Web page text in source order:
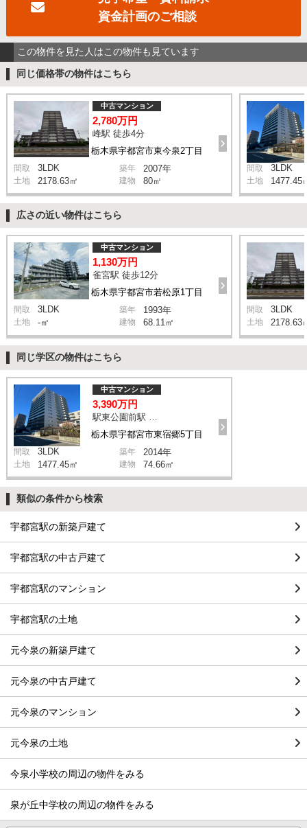
資金計画のご相談
この物件を見た人はこの物件も見ています
同じ価格帯の物件はこちら
栃木県宇都宮市東今泉2丁目
中古マンション
2,780万円
峰駅 徒歩4分
間取 3LDK 築年 2007年
土地 2178.63㎡ 建物 80㎡
間取 3LDK
土地 1477.45
広さの近い物件はこちら
栃木県宇都宮市若松原1丁目
中古マンション
1,130万円
雀宮駅 徒歩12分
間取 3LDK 築年 1993年
土地 -㎡ 建物 68.11㎡
間取 3LDK
土地 2178.63
同じ学区の物件はこちら
栃木県宇都宮市東宿郷5丁目
中古マンション
3,390万円
間取 3LDK 築年 2014年
土地 1477.45㎡ 建物 74.66㎡
類似の条件から検索
宇都宮駅の新築戸建て
宇都宮駅の中古戸建て
宇都宮駅のマンション
宇都宮駅の土地
元今泉の新築戸建て
元今泉の中古戸建て
元今泉のマンション
元今泉の土地
今泉小学校の周辺の物件をみる
泉が丘中学校の周辺の物件をみる